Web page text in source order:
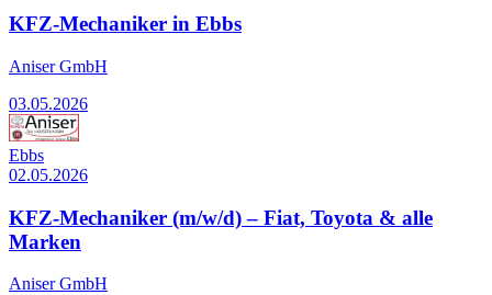
KFZ-Mechaniker in Ebbs
Aniser GmbH
03.05.2026
Ebbs
02.05.2026
KFZ-Mechaniker (m/w/d) – Fiat, Toyota & alle
Marken
Aniser GmbH